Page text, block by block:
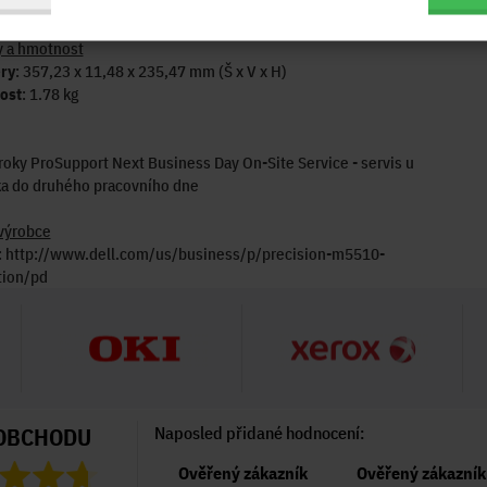
a hmotnost
: 357,23 x 11,48 x 235,47 mm (Š x V x H)
: 1.78 kg
ProSupport Next Business Day On-Site Service - servis u
do druhého pracovního dne
: http://www.dell.com/us/business/p/precision-m5510-
pd
Naposled přidané hodnocení:
Ověřený zákazník Ověřený zákazník Ověřený zákazník